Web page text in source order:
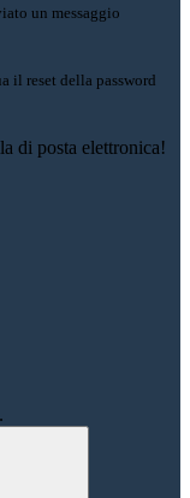
un messaggio
il reset della password
di posta elettronica!